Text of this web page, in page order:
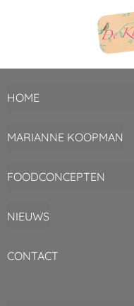
HOME
MARIANNE KOOPMAN
FOODCONCEPTEN
NIEUWS
CONTACT